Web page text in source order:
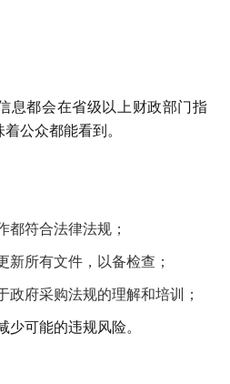
息都会在省级以上财政部门指
公众都能看到。
都符合法律法规；
新所有文件，以备检查；
政府采购法规的理解和培训；
少可能的违规风险。